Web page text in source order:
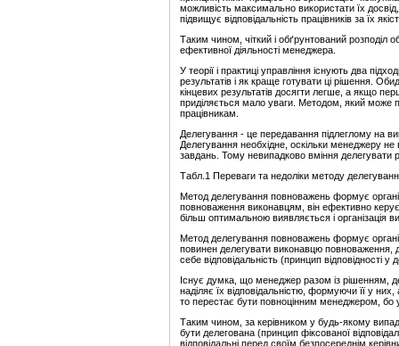
можливість максимально використати їх
підвищує відповідальність працівників за їх
Таким чином, чіткий і обґрунтований розподіл
ефективної діяльності менеджера.
У теорії і практиці управління існують два
результатів і як краще готувати ці рішення.
кінцевих результатів досягти легше, а якщо
приділяється мало уваги. Методом, який може
працівникам.
Делегування - це передавання підлеглому на
Делегування необхідне, оскільки менеджеру
завдань. Тому невипадково вміння
Табл.1 Переваги та недоліки методу
Метод делегування повноважень формує
повноваження виконавцям, він ефективно
більш оптимальною виявляється і організація
Метод делегування повноважень формує
повинен делегувати виконавцю повноваження,
себе відповідальність (принцип відповідності у
Існує думка, що менеджер разом із рішенням,
наділяє їх відповідальністю, формуючи її у
то перестає бути повноцінним менеджером, бо
Таким чином, за керівником у будь-якому
бути делегована (принцип фіксованої
відповідальні перед своїм безпосереднім